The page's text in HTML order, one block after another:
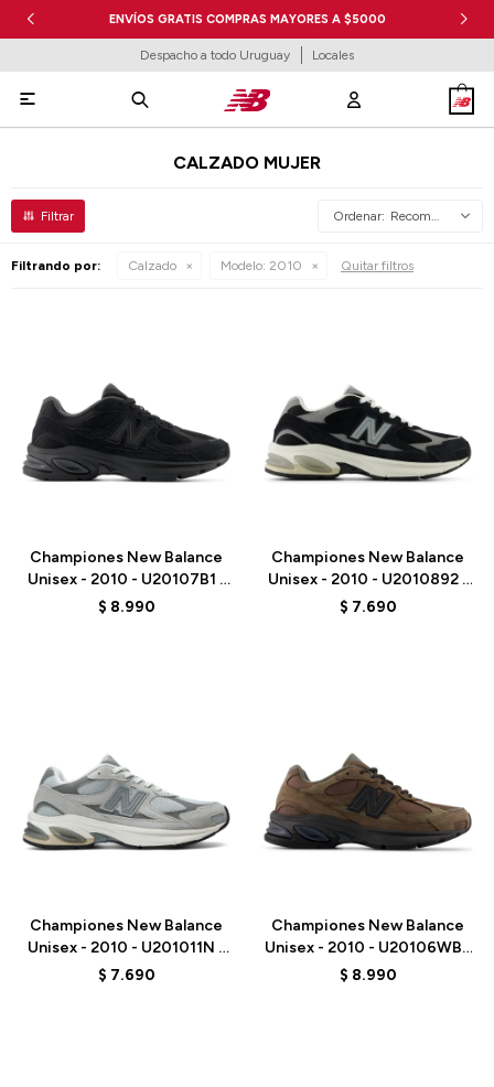
ENVÍOS GRATIS COMPRAS MAYORES A $5000
Despacho a todo Uruguay Locales

CALZADO MUJER
Recomendados
Filtrando por: Calzado Modelo: 2010 Quitar filtros
Championes New Balance
Unisex - 2010 - U20107B1 -
BLACK
$ 8.990
Championes New Balance
Unisex - 2010 - U2010892 -
BLACK
$ 7.690
Championes New Balance
Unisex - 2010 - U201011N -
GREY
$ 7.690
Championes New Balance
Unisex - 2010 - U20106WB -
BROWN
$ 8.990